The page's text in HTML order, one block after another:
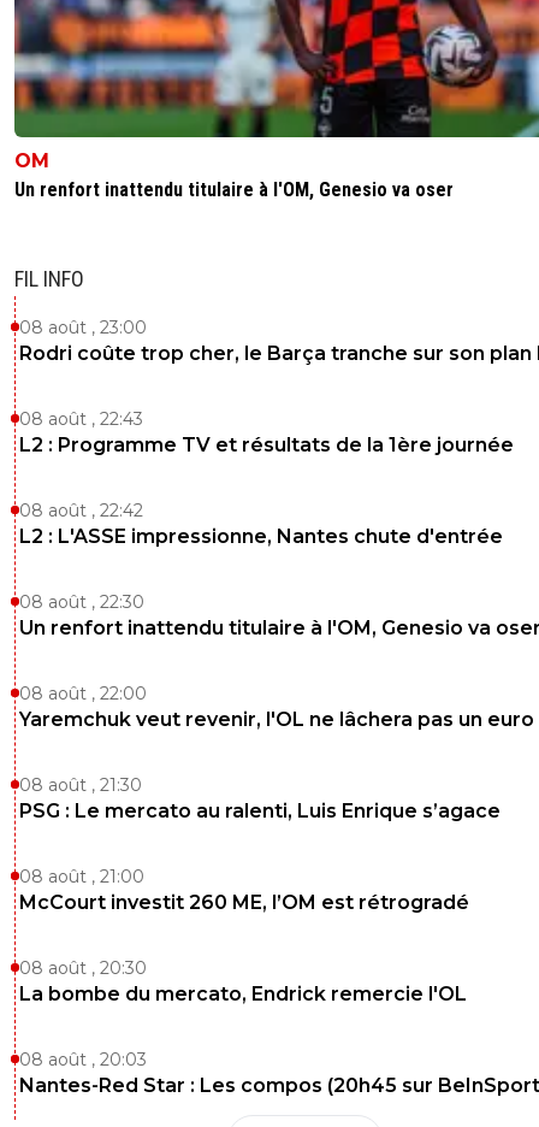
Et dire que le mercato n'a pas débuté xd...
0+ Répondre
Ragnar-Lodbrok7 19 décembre 2025 à 18:22 +518
0+ Répondre
OM
Un renfort inattendu titulaire à l'OM, Genesio va oser
FIL INFO
08 août , 23:00
Rodri coûte trop cher, le Barça tranche sur son plan
08 août , 22:43
L2 : Programme TV et résultats de la 1ère journée
08 août , 22:42
L2 : L'ASSE impressionne, Nantes chute d'entrée
08 août , 22:30
Un renfort inattendu titulaire à l'OM, Genesio va
08 août , 22:00
Yaremchuk veut revenir, l'OL ne lâchera pas un euro
08 août , 21:30
PSG : Le mercato au ralenti, Luis Enrique s’agace
08 août , 21:00
McCourt investit 260 ME, l’OM est rétrogradé
08 août , 20:30
La bombe du mercato, Endrick remercie l'OL
08 août , 20:03
Nantes-Red Star : Les compos (20h45 sur